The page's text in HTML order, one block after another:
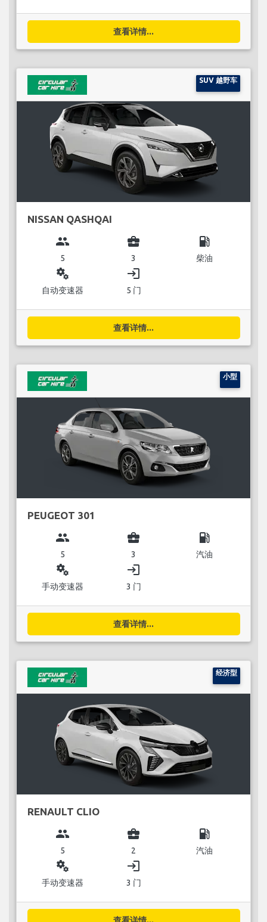
查看详情...
SUV 越野车
NISSAN QASHQAI
group
5
business_center
3
local_gas_station
柴油
miscellaneous_services
自动变速器
login
5 门
查看详情...
小型
PEUGEOT 301
group
5
business_center
3
local_gas_station
汽油
miscellaneous_services
手动变速器
login
3 门
查看详情...
经济型
RENAULT CLIO
group
5
business_center
2
local_gas_station
汽油
miscellaneous_services
手动变速器
login
3 门
查看详情...